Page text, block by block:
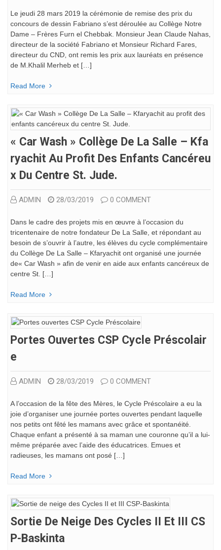
Le jeudi 28 mars 2019 la cérémonie de remise des prix du
concours de dessin Fabriano s’est déroulée au Collège Notre
Dame – Frères Furn el Chebbak. Monsieur Jean Claude Nahas,
directeur de la société Fabriano et Monsieur Richard Fares,
directeur du CND, ont remis les prix aux lauréats en présence
de M.Khalil Merheb et […]
Read More
« Car Wash » Collège De La Salle – Kfa
Ryachit Au Profit Des Enfants Cancéreu
X Du Centre St. Jude.
ADMIN 28/03/2019 0 COMMENT
Dans le cadre des projets mis en œuvre à l’occasion du
tricentenaire de notre fondateur De La Salle, et répondant au
besoin de s’ouvrir à l’autre, les élèves du cycle complémentaire
du Collège De La Salle – Kfaryachit ont organisé une journée
de« Car Wash » afin de venir en aide aux enfants cancéreux de
centre St. […]
Read More
Portes Ouvertes CSP Cycle Préscolair
E
ADMIN 28/03/2019 0 COMMENT
A l’occasion de la fête des Mères, le Cycle Préscolaire a eu la
joie d’organiser une journée portes ouvertes pendant laquelle
nos petits ont fêté les mamans avec grâce et spontanéité.
Chaque enfant a présenté à sa maman une couronne qu’il a lui-
même préparée avec l’aide des éducatrices. Emues et
radieuses, les mamans ont posé […]
Read More
Sortie De Neige Des Cycles II Et III CS
P-Baskinta